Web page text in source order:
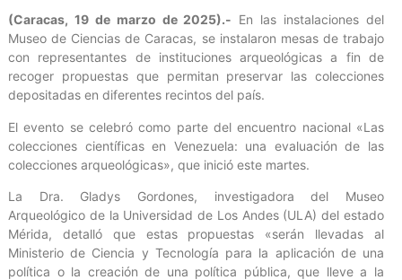
(Caracas, 19 de marzo de 2025).- En las instalaciones del
Museo de Ciencias de Caracas, se instalaron mesas de trabajo
con representantes de instituciones arqueológicas a fin de
recoger propuestas que permitan preservar las colecciones
depositadas en diferentes recintos del país.
El evento se celebró como parte del encuentro nacional «Las
colecciones científicas en Venezuela: una evaluación de las
colecciones arqueológicas», que inició este martes.
La Dra. Gladys Gordones, investigadora del Museo
Arqueológico de la Universidad de Los Andes (ULA) del estado
Mérida, detalló que estas propuestas «serán llevadas al
Ministerio de Ciencia y Tecnología para la aplicación de una
política o la creación de una política pública, que lleve a la